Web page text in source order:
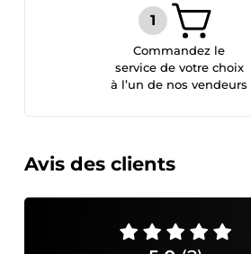
Commandez le
service de votre choix
à l’un de nos vendeurs
Avis des clients